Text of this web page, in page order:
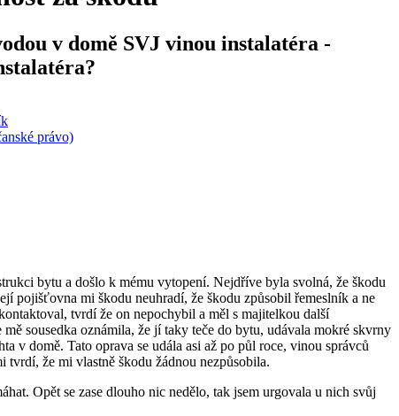
v domě SVJ vinou instalatéra -
právo)
bytu a došlo k mému vytopení. Nejdříve byla svolná, že škodu
pojišťovna mi škodu neuhradí, že škodu způsobil řemeslník a ne
tvrdí že on nepochybil a měl s majitelkou další
sousedka oznámila, že jí taky teče do bytu, udávala mokré skvrny
v domě. Tato oprava se udála asi až po půl roce, vinou správců
tvrdí, že mi vlastně škodu žádnou nezpůsobila.
Opět se zase dlouho nic nedělo, tak jsem urgovala u nich svůj